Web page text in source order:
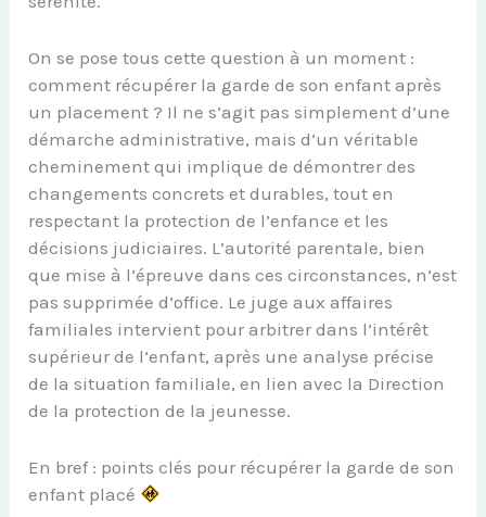
On se pose tous cette question à un moment :
comment récupérer la garde de son enfant après
un placement ? Il ne s’agit pas simplement d’une
démarche administrative, mais d’un véritable
cheminement qui implique de démontrer des
changements concrets et durables, tout en
respectant la protection de l’enfance et les
décisions judiciaires. L’autorité parentale, bien
que mise à l’épreuve dans ces circonstances, n’est
pas supprimée d’office. Le juge aux affaires
familiales intervient pour arbitrer dans l’intérêt
supérieur de l’enfant, après une analyse précise
de la situation familiale, en lien avec la Direction
de la protection de la jeunesse.
En bref : points clés pour récupérer la garde de son
enfant placé